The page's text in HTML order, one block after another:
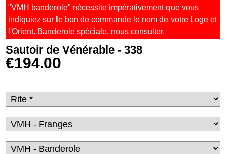
"VMH banderole" nécessite impérativement que vous
indiquiez sur le bon de commande le nom de votre Loge et
l'Orient. Banderole spéciale, nous consulter.
Sautoir de Vénérable - 338
€194.00